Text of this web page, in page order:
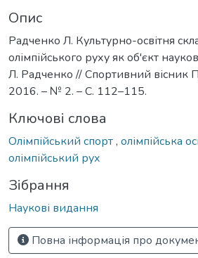
Опис
Радченко Л. Культурно-освітня
олімпійського руху як об'єкт
Л. Радченко // Спортивний вісник
2016. – № 2. – С. 112–115.
Ключові слова
Олімпійський спорт, олімпійська
олімпійський рух
Зібрання
Наукові видання
Повна інформація про